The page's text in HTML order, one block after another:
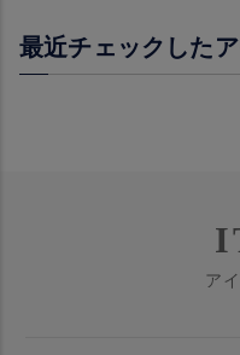
最近チェックした
ア